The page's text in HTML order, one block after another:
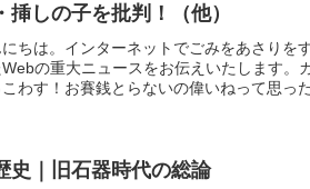
挿しの子を批判！（他）
にちは。インターネットでごみをあさりを
Webの重大ニュースをお伝えいたします。
わす！お賽銭とらないの偉いねって思っ
史｜旧石器時代の総論